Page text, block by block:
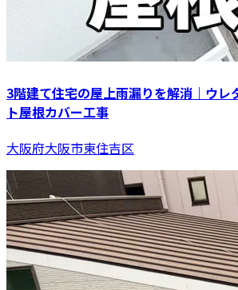
3階建て住宅の屋上雨漏りを解消｜ウレ
ト屋根カバー工事
大阪府大阪市東住吉区